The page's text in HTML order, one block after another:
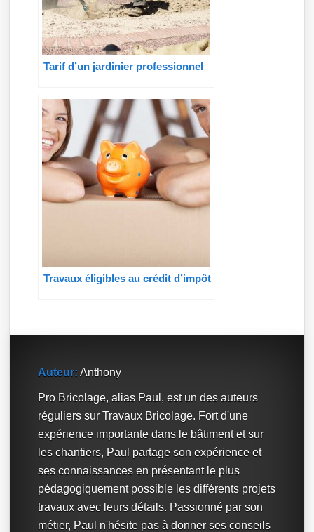
Tarif d’un jardinier professionnel
Travaux éligibles au crédit d’impôt
Auteur: Anthony
Pro Bricolage, alias Paul, est un des auteurs
réguliers sur Travaux Bricolage. Fort d'une
expérience importante dans le bâtiment et sur
les chantiers, Paul partage son expérience et
ses connaissances en présentant le plus
pédagogiquement possible les différents projets
travaux avec leurs détails. Passionné par son
métier, Paul n'hésite pas à donner ses conseils